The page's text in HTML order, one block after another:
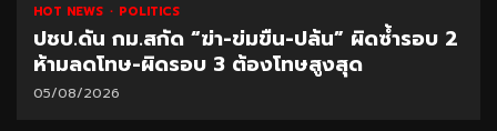
HOT NEWS POLITICS
ปชป.ดัน กม.สกัด “ฆ่า-ข่มขืน-ปล้น” ผิดซ้ำรอบ 2
ห้ามลดโทษ-ผิดรอบ 3 ต้องโทษสูงสุด
05/08/2026